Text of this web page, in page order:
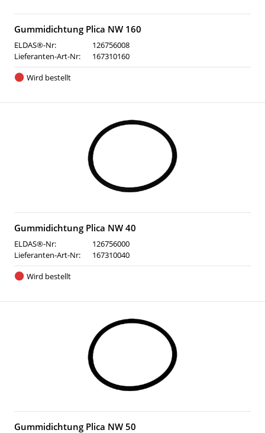
Gummidichtung Plica NW 160
ELDAS®-Nr:
126756008
Lieferanten-Art-Nr:
167310160
Wird bestellt
Gummidichtung Plica NW 40
ELDAS®-Nr:
126756000
Lieferanten-Art-Nr:
167310040
Wird bestellt
Gummidichtung Plica NW 50